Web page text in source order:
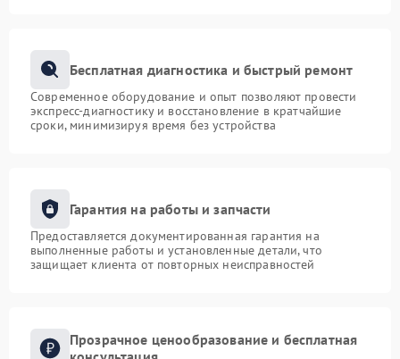
Бесплатная диагностика и быстрый ремонт
Современное оборудование и опыт позволяют провести
экспресс-диагностику и восстановление в кратчайшие
сроки, минимизируя время без устройства
Гарантия на работы и запчасти
Предоставляется документированная гарантия на
выполненные работы и установленные детали, что
защищает клиента от повторных неисправностей
Прозрачное ценообразование и бесплатная